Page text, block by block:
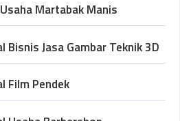
Martabak Manis
Bisnis Jasa Gambar Teknik 3D
Film Pendek